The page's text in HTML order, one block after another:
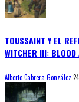
TOUSSAINT Y EL
WITCHER III: BLOOD
Alberto Cabrera González